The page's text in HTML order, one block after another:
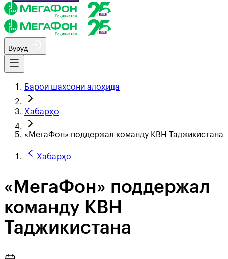
Вуруд
Барои шахсони алоҳида
Хабарҳо
«МегаФон» поддержал команду КВН Таджикистана
Хабарҳо
«МегаФон» поддержал
команду КВН
Таджикистана